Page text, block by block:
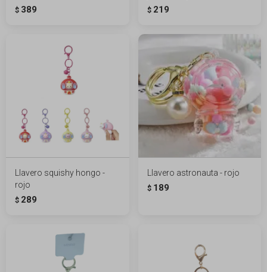
$ 389 $ 219
Llavero squishy hongo -
rojo
$ 289
Llavero astronauta - rojo
$ 189